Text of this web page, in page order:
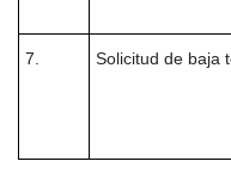
7. Solicitud de baja